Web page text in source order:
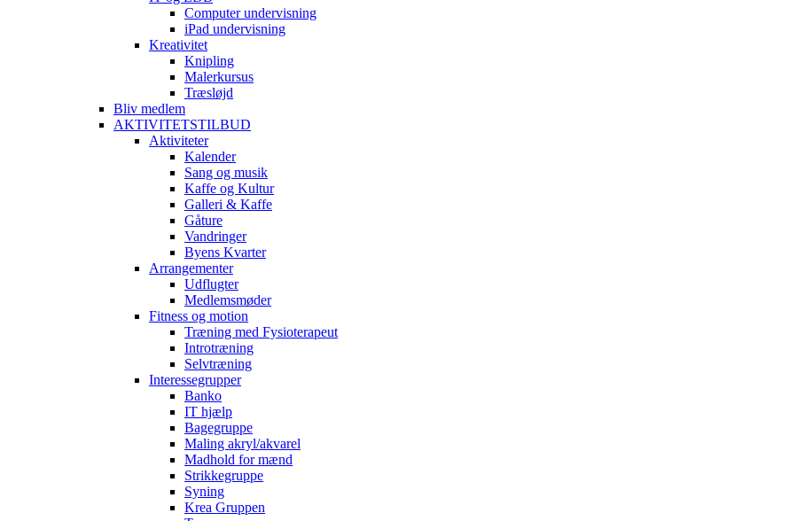
Computer undervisning
iPad undervisning
Kreativitet
Knipling
Malerkursus
Træsløjd
Bliv medlem
AKTIVITETSTILBUD
Aktiviteter
Kalender
Sang og musik
Kaffe og Kultur
Galleri & Kaffe
Gåture
Vandringer
Byens Kvarter
Arrangementer
Udflugter
Medlemsmøder
Fitness og motion
Træning med Fysioterapeut
Introtræning
Selvtræning
Interessegrupper
Banko
IT hjælp
Bagegruppe
Maling akryl/akvarel
Madhold for mænd
Strikkegruppe
Syning
Krea Gruppen